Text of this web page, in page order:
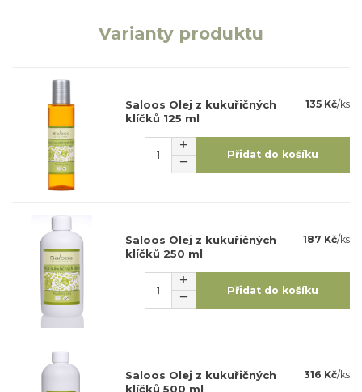
Varianty produktu
Saloos Olej z kukuřičných
klíčků 125 ml
135 Kč/ks
Přidat do košíku
Saloos Olej z kukuřičných
klíčků 250 ml
187 Kč/ks
Přidat do košíku
Saloos Olej z kukuřičných
klíčků 500 ml
316 Kč/ks